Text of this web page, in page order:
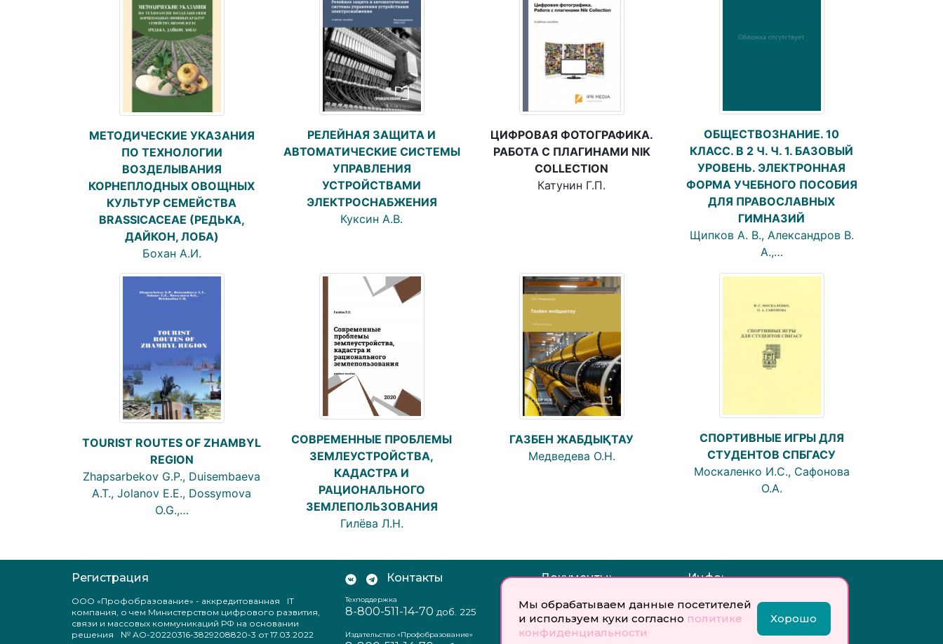
Мы обрабатываем данные посетителей
и используем куки согласно политике
конфиденциальности
Хорошо
МЕТОДИЧЕСКИЕ УКАЗАНИЯ
ПО ТЕХНОЛОГИИ
ВОЗДЕЛЫВАНИЯ
КОРНЕПЛОДНЫХ ОВОЩНЫХ
КУЛЬТУР СЕМЕЙСТВА
BRASSICACEAE (РЕДЬКА,
ДАЙКОН, ЛОБА)
Бохан А.И.
РЕЛЕЙНАЯ ЗАЩИТА И
АВТОМАТИЧЕСКИЕ СИСТЕМЫ
УПРАВЛЕНИЯ
УСТРОЙСТВАМИ
ЭЛЕКТРОСНАБЖЕНИЯ
Куксин А.В.
ЦИФРОВАЯ ФОТОГРАФИКА.
РАБОТА С ПЛАГИНАМИ NIK
COLLECTION
Катунин Г.П.
ОБЩЕСТВОЗНАНИЕ. 10
КЛАСС. В 2 Ч. Ч. 1. БАЗОВЫЙ
УРОВЕНЬ. ЭЛЕКТРОННАЯ
ФОРМА УЧЕБНОГО ПОСОБИЯ
ДЛЯ ПРАВОСЛАВНЫХ
ГИМНАЗИЙ
Щипков А. В., Александров В.
А.,…
ТOURIST ROUTES OF ZHAMBYL
REGION
Zhapsarbekov G.P., Duisembaeva
A.T., Jolanov E.E., Dossymova
O.G.,…
СОВРЕМЕННЫЕ ПРОБЛЕМЫ
ЗЕМЛЕУСТРОЙСТВА,
КАДАСТРА И
РАЦИОНАЛЬНОГО
ЗЕМЛЕПОЛЬЗОВАНИЯ
Гилёва Л.Н.
ГАЗБЕН ЖАБДЫҚТАУ
Медведева О.Н.
СПОРТИВНЫЕ ИГРЫ ДЛЯ
СТУДЕНТОВ СПБГАСУ
Москаленко И.С., Сафонова
О.А.
Регистрация
ООО «Профобразование» - аккредитованная IT
компания, о чем Министерством цифрового развития,
связи и массовых коммуникаций РФ на основании
решения № АО-20220316-3829208820-3 от 17.03.2022
Контакты
Техподдержка
8-800-511-14-70 доб. 225
Издательство «Профобразование»
Документы:
Отзыв согласия на обработку
персональных данных
Пользовательское
соглашение
Инфо:
Учредитель: Общество с
ответственностью
«Профобразование»